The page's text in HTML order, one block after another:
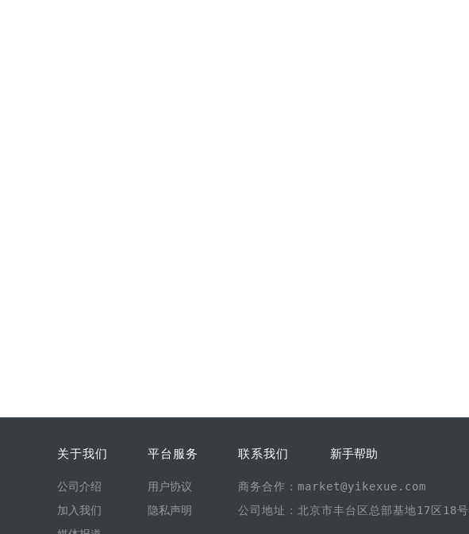
关于我们
公司介绍
加入我们
平台服务
用户协议
隐私声明
联系我们 新手帮助
商务合作：market@yikexue.com
公司地址：北京市丰台区总部基地17区18